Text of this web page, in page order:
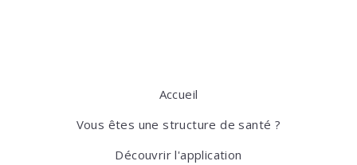
Accueil
Vous êtes une structure de santé ?
Découvrir l'application